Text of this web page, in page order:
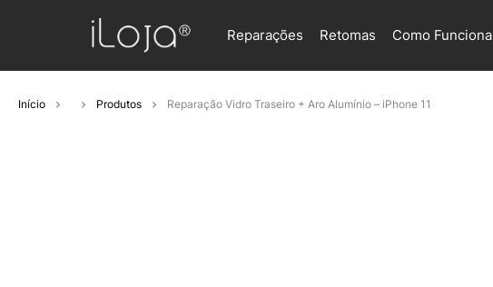
Reparações Retomas Como Funciona
Início Produtos Reparação Vidro Traseiro + Aro Alumínio – iPhone 11